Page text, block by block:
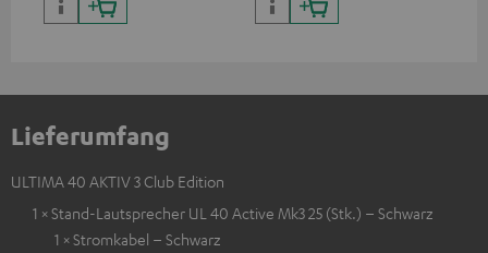
Lieferumfang
ULTIMA 40 AKTIV 3 Club Edition
1 × Stand-Lautsprecher UL 40 Active Mk3 25 (Stk.) – Schwarz
1 × Stromkabel – Schwarz